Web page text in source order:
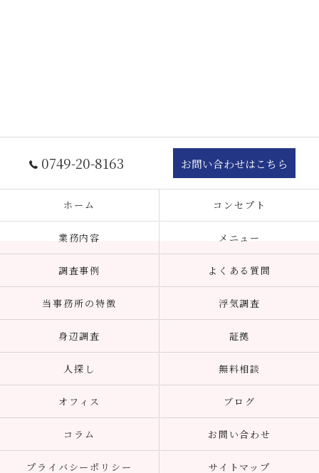
0749-20-8163 お問い合わせはこちら
ホーム コンセプト
業務内容 メニュー
調査事例 よくある質問
当事務所の特徴 浮気調査
身辺調査 証拠
人探し 無料相談
オフィス ブログ
コラム お問い合わせ
プライバシーポリシー サイトマップ